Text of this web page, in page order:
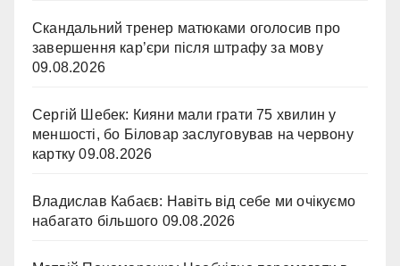
Скандальний тренер матюками оголосив про
завершення кар’єри після штрафу за мову
09.08.2026
Сергій Шебек: Кияни мали грати 75 хвилин у
меншості, бо Біловар заслуговував на червону
картку 09.08.2026
Владислав Кабаєв: Навіть від себе ми очікуємо
набагато більшого 09.08.2026